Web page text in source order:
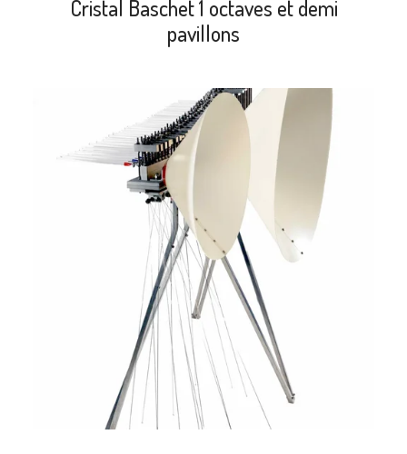
Cristal Baschet 1 octaves et demi
pavillons
search